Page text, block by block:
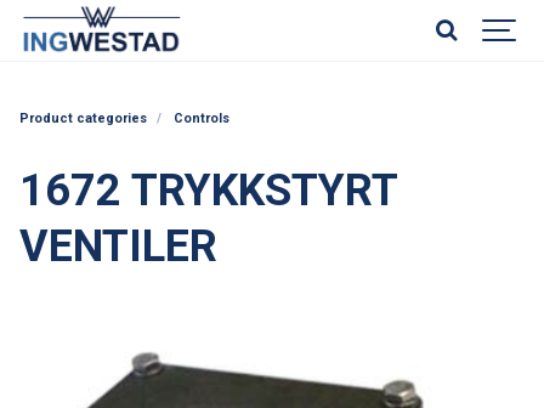
Product categories Controls
1672 TRYKKSTYRT
VENTILER